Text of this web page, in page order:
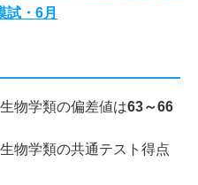
試・6月
物学類の偏差値は63～66
物学類の共通テスト得点